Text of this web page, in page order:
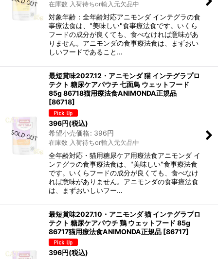
在庫数 入荷待ちor輸入元欠品中
対象年齢：全年齢対応アニモンダ インテグラの食
事療法食は、"美味しい"食事療法食です。いくら
フードの成分が良くても、食べなければ意味があ
りません。アニモンダの食事療法食は、まずおい
しいフードであること…
最短賞味2027.12・アニモンダ 猫 インテグラプロ
テクト 糖尿ケアパウチ 七面鳥 ウェットフード
85g 86718猫用療法食ANIMONDA正規品
[86718]
396円(税込)
希望小売価格: 396円
在庫数 入荷待ちor輸入元欠品中
全年齢対応・猫用糖尿ケア用療法食アニモンダ イ
ンテグラの食事療法食は、"美味しい"食事療法食
です。いくらフードの成分が良くても、食べなけ
れば意味がありません。アニモンダの食事療法食
は、まずおいしいフー…
最短賞味2027.10・アニモンダ 猫 インテグラプロ
テクト 糖尿ケアパウチ 鶏 ウェットフード 85g
86717猫用療法食ANIMONDA正規品 [86717]
396円(税込)